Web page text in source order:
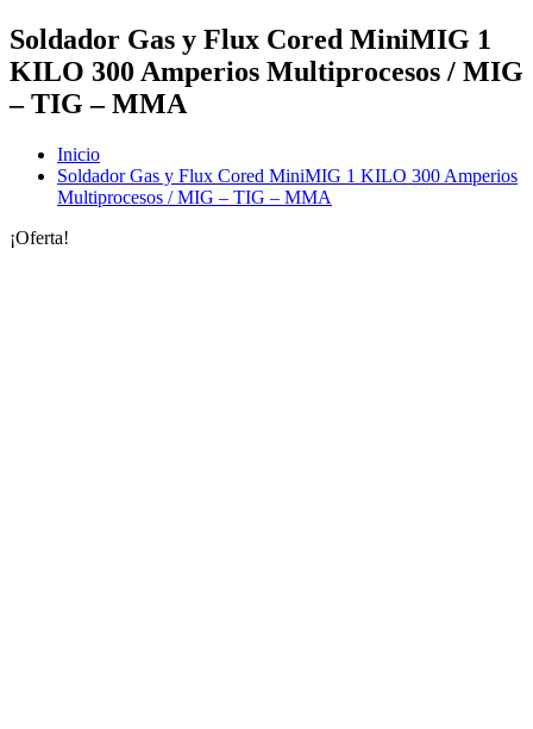
Soldador Gas y Flux Cored MiniMIG 1
KILO 300 Amperios Multiprocesos / MIG
– TIG – MMA
Inicio
Soldador Gas y Flux Cored MiniMIG 1 KILO 300 Amperios
Multiprocesos / MIG – TIG – MMA
¡Oferta!